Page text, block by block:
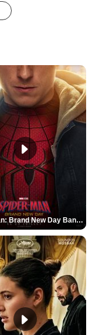
Spider-Man: Brand New Day Bande-annonce VO STFR